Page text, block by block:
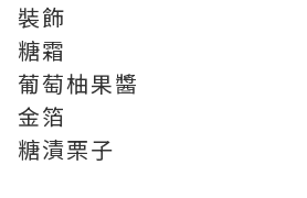
裝飾
糖霜
葡萄柚果醬
金箔
糖漬栗子